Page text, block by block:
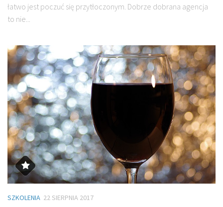
łatwo jest poczuć się przytłoczonym. Dobrze dobrana agencja
to nie...
SZKOLENIA 22 SIERPNIA 2017